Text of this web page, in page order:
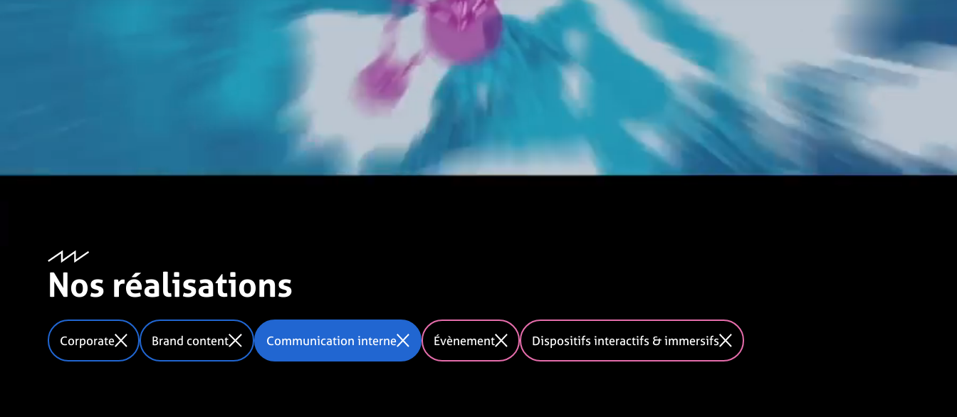
Nos réalisations
Corporate Brand content Communication interne Évènement Dispositifs interactifs & immersifs